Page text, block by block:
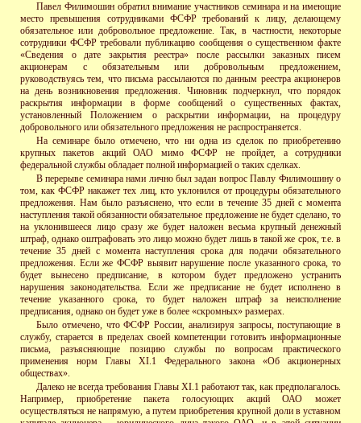
Павел Филимошин обратил внимание участников семинара и на имеющие
место превышения сотрудниками ФСФР требований к лицу, делающему
обязательное или добровольное предложение. Так, в частности, некоторые
сотрудники ФСФР требовали публикацию сообщения о существенном факте
«Сведения о дате закрытия реестра» после рассылки заказных писем
акционерам с обязательным или добровольным предложением,
руководствуясь тем, что письма рассылаются по данным реестра акционеров
на день возникновения предложения. Чиновник подчеркнул, что порядок
раскрытия информации в форме сообщений о существенных фактах,
установленный Положением о раскрытии информации, на процедуру
добровольного или обязательного предложения не распространяется.
На семинаре было отмечено, что ни одна из сделок по приобретению
крупных пакетов акций ОАО мимо ФСФР не пройдет, а сотрудники
федеральной службы обладает полной информацией о таких сделках.
В перерыве семинара нами лично был задан вопрос Павлу Филимошину о
том, как ФСФР накажет тех лиц, кто уклонился от процедуры обязательного
предложения. Нам было разъяснено, что если в течение 35 дней с момента
наступления такой обязанности обязательное предложение не будет сделано, то
на уклонившееся лицо сразу же будет наложен весьма крупный денежный
штраф, однако оштрафовать это лицо можно будет лишь в такой же срок, т.е. в
течение 35 дней с момента наступления срока для подачи обязательного
предложения. Если же ФСФР выявит нарушение после указанного срока, то
будет вынесено предписание, в котором будет предложено устранить
нарушения законодательства. Если же предписание не будет исполнено в
течение указанного срока, то будет наложен штраф за неисполнение
предписания, однако он будет уже в более «скромных» размерах.
Было отмечено, что ФСФР России, анализируя запросы, поступающие в
службу, старается в пределах своей компетенции готовить информационные
письма, разъясняющие позицию службы по вопросам практического
применения норм Главы ХI.1 Федерального закона «Об акционерных
обществах».
Далеко не всегда требования Главы ХI.1 работают так, как предполагалось.
Например, приобретение пакета голосующих акций ОАО может
осуществляться не напрямую, а путем приобретения крупной доли в уставном